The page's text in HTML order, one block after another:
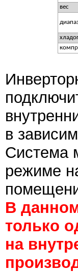
вес
в
Система
режиме
В
только
на